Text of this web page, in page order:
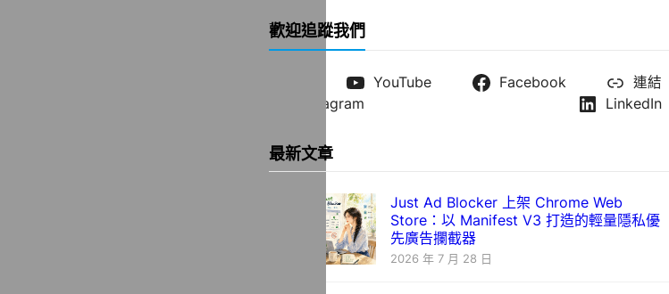
歡迎追蹤我們
YouTube Facebook
連結
Instagram
LinkedIn
最新文章
Just Ad Blocker 上架 Chrome Web
Store：以 Manifest V3 打造的輕量隱私優
先廣告攔截器
2026 年 7 月 28 日